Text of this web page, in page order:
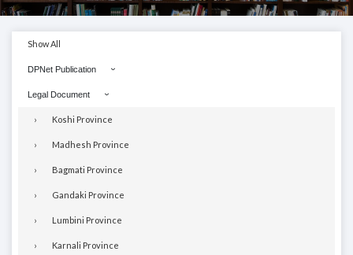
Show All
DPNet Publication
Legal Document
Koshi Province
Madhesh Province
Bagmati Province
Gandaki Province
Lumbini Province
Karnali Province